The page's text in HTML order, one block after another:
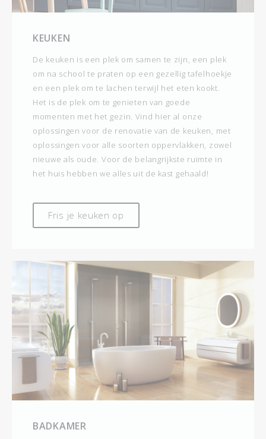
KEUKEN
De keuken is een plek om samen te zijn, een plek
om na school te praten op een gezellig tafelhoekje
en een plek om te lachen terwijl het eten kookt.
Het is de plek om te genieten van goede
momenten met het gezin. Vind hier al onze
oplossingen voor de renovatie van de keuken, met
oplossingen voor alle soorten oppervlakken, zowel
nieuwe als oude. Voor de belangrijkste ruimte in
het huis hebben we alles uit de kast gehaald!
Fris je keuken op
BADKAMER